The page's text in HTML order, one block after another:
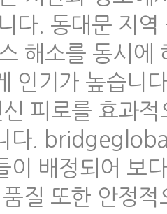
다. 동대문 지
해소를 동시에
인기가 높습니
피로를 효과
다.
이 배정되어 보
질 또한 안정